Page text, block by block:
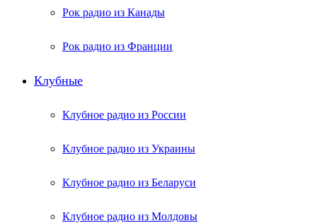
Рок радио из Канады
Рок радио из Франции
Клубные
Клубное радио из России
Клубное радио из Украины
Клубное радио из Беларуси
Клубное радио из Молдовы